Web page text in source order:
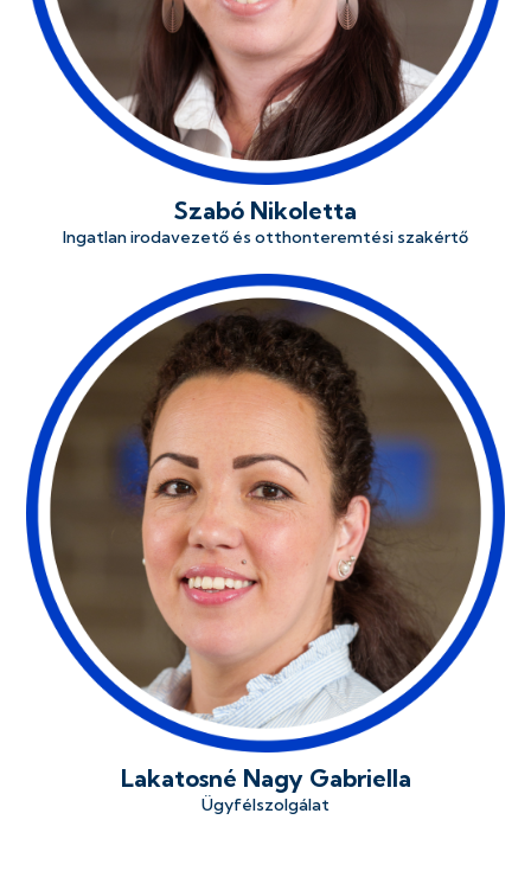
Szabó Nikoletta
Ingatlan irodavezető és otthonteremtési szakértő
Lakatosné Nagy Gabriella
Ügyfélszolgálat